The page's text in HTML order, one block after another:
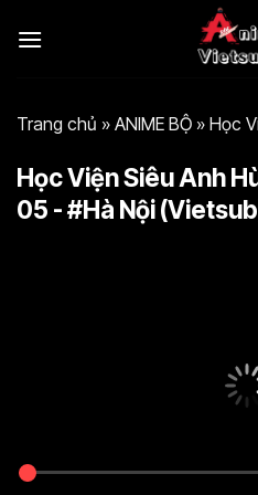
qua
Trang chủ » ANIME BỘ » Học
Học Viện Siêu Anh
05 - #Hà Nội